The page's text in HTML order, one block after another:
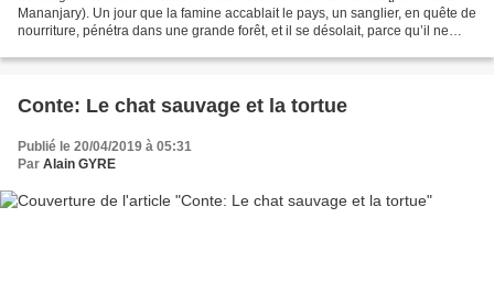
Mananjary). Un jour que la famine accablait le pays, un sanglier, en quête de
nourriture, pénétra dans une grande forêt, et il se désolait, parce qu’il ne
Conte: Le chat sauvage et la tortue
Publié le 20/04/2019 à 05:31
Par Alain GYRE